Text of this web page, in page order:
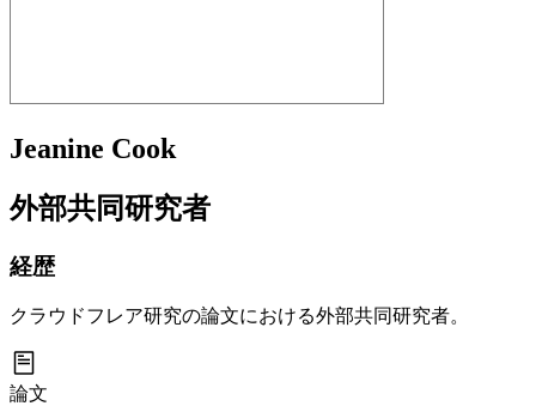
Jeanine Cook
外部共同研究者
経歴
クラウドフレア研究の論文における外部共同研究者。
論文